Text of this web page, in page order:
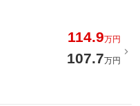
114.9万円
107.7万円